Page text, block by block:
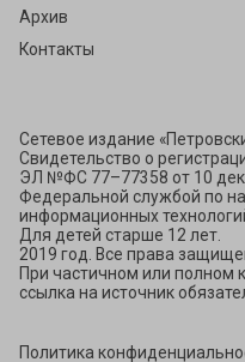
Архив
Контакты
Сетевое издание
Свидетельство о
ЭЛ №ФС 77–77358 от 10
Федеральной службой по
информационных
Для детей старше 12 лет.
2019 год. Все права
При частичном или полном
ссылка на источник
Политика